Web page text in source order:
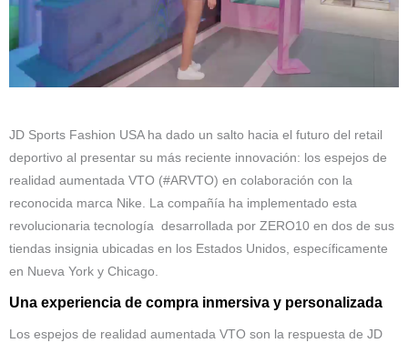
JD Sports Fashion USA ha dado un salto hacia el futuro del retail
deportivo al presentar su más reciente innovación: los espejos de
realidad aumentada VTO (#ARVTO) en colaboración con la
reconocida marca Nike. La compañía ha implementado esta
revolucionaria tecnología desarrollada por ZERO10 en dos de sus
tiendas insignia ubicadas en los Estados Unidos, específicamente
en Nueva York y Chicago.
Una experiencia de compra inmersiva y personalizada
Los espejos de realidad aumentada VTO son la respuesta de JD